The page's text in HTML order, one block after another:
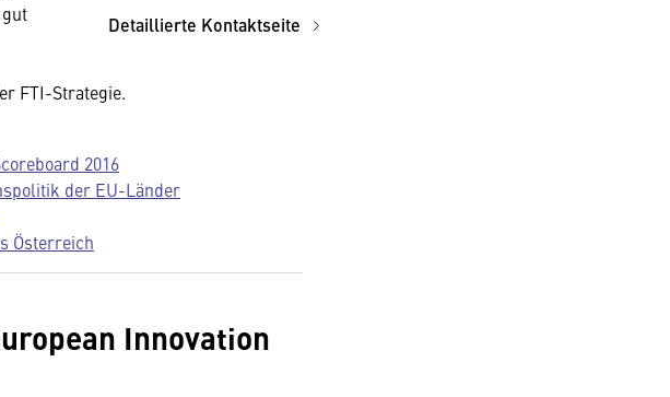
Detaillierte Kontaktseite
FTI-Strategie.
2016
der EU-Länder
Österreich
Innovation